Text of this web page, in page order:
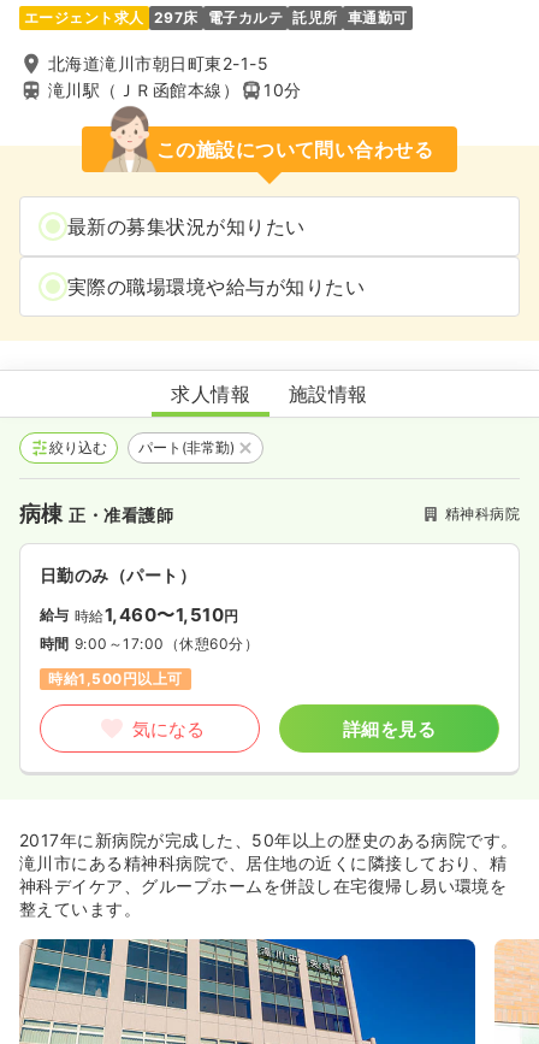
エージェント求人 297床 電子カルテ 託児所 車通勤可
北海道滝川市朝日町東2-1-5
滝川駅（ＪＲ函館本線）
10分
この施設について問い合わせる
最新の募集状況が知りたい
実際の職場環境や給与が知りたい
滝川中央病院
求人情報 施設情報
絞り込む パート(非常勤)
病棟正・准看護師 精神科病院
日勤のみ（パート）
給与 時給1,460〜1,510円
時間 9:00～17:00 （休憩60分）
時給1,500円以上可
気になる 詳細を見る
2017年に新病院が完成した、50年以上の歴史のある病院です。
滝川市にある精神科病院で、居住地の近くに隣接しており、精
神科デイケア、グループホームを併設し在宅復帰し易い環境を
整えています。